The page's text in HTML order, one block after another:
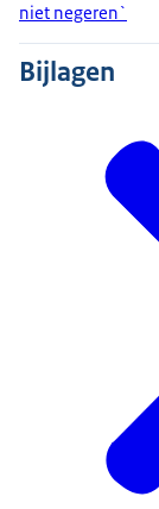
niet negeren`
Bijlagen